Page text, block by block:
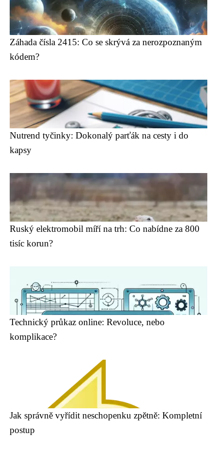
Záhada čísla 2415: Co se skrývá za nerozpoznaným
kódem?
Nutrend tyčinky: Dokonalý parťák na cesty i do
kapsy
Ruský elektromobil míří na trh: Co nabídne za 800
tisíc korun?
Technický průkaz online: Revoluce, nebo
komplikace?
Jak správně vyřídit neschopenku zpětně: Kompletní
postup